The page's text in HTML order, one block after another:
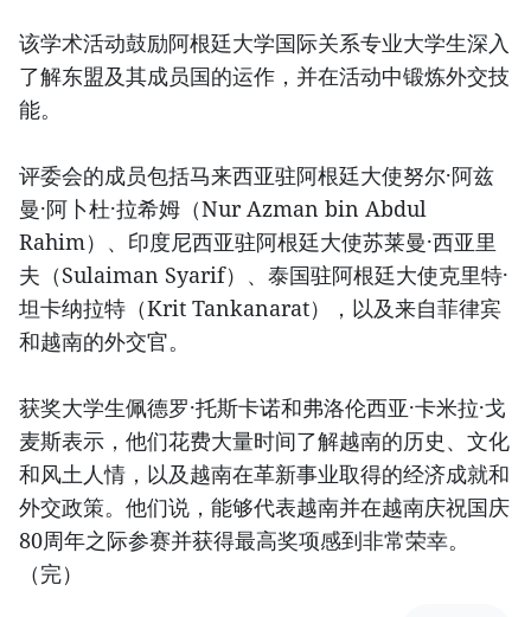
该学术活动鼓励阿根廷大学国际关系专业大学生深入
了解东盟及其成员国的运作，并在活动中锻炼外交技
能。
评委会的成员包括马来西亚驻阿根廷大使努尔·阿兹
曼·阿卜杜·拉希姆（Nur Azman bin Abdul
Rahim）、印度尼西亚驻阿根廷大使苏莱曼·西亚里
夫（Sulaiman Syarif）、泰国驻阿根廷大使克里特·
坦卡纳拉特（Krit Tankanarat），以及来自菲律宾
和越南的外交官。
获奖大学生佩德罗·托斯卡诺和弗洛伦西亚·卡米拉·戈
麦斯表示，他们花费大量时间了解越南的历史、文化
和风土人情，以及越南在革新事业取得的经济成就和
外交政策。他们说，能够代表越南并在越南庆祝国庆
80周年之际参赛并获得最高奖项感到非常荣幸。
（完）